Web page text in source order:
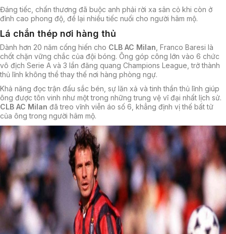
Đáng tiếc, chấn thương đã buộc anh phải rời xa sân cỏ khi còn ở
đỉnh cao phong độ, để lại nhiều tiếc nuối cho người hâm mộ.
Lá chắn thép nơi hàng thủ
Dành hơn 20 năm cống hiến cho CLB AC Milan , Franco Baresi là
chốt chặn vững chắc của đội bóng. Ông góp công lớn vào 6 chức
vô địch Serie A và 3 lần đăng quang Champions League, trở thành
thủ lĩnh không thể thay thế nơi hàng phòng ngự.
Khả năng đọc trận đấu sắc bén, sự lăn xả và tinh thần thủ lĩnh giúp
ông được tôn vinh như một trong những trung vệ vĩ đại nhất lịch sử.
CLB AC Milan đã treo vĩnh viễn áo số 6, khẳng định vị thế bất tử
của ông trong người hâm mộ.